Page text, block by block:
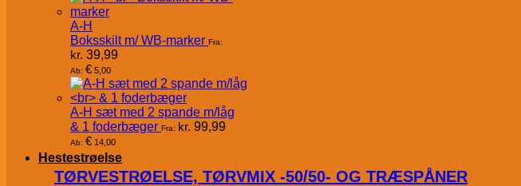
A-H
Boksskilt m/ WB-marker Fra:
kr. 39,99
Ab: € 5,00
A-H sæt med 2 spande m/låg
& 1 foderbæger Fra: kr. 99,99
Ab: € 14,00
Hestestrøelse
TØRVESTRØELSE, TØRVMIX -50/50- OG TRÆSPÅNER